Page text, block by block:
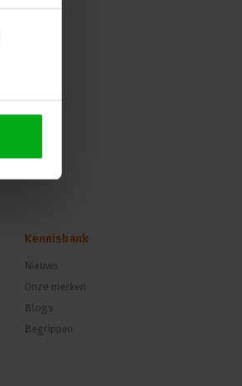
Kennisbank
Nieuws
Onze merken
Blogs
Begrippen